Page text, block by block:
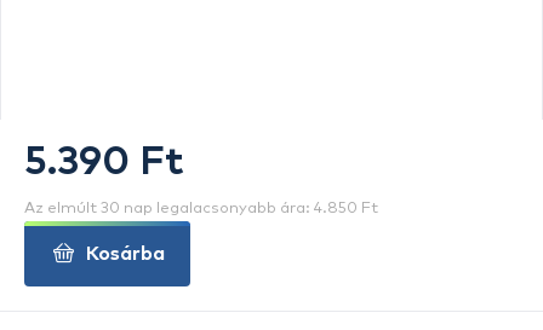
5.390 Ft
Az elmúlt 30 nap legalacsonyabb ára: 4.850 Ft
Kosárba